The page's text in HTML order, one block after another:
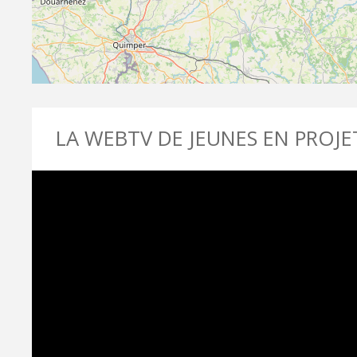
LA WEBTV DE JEUNES EN